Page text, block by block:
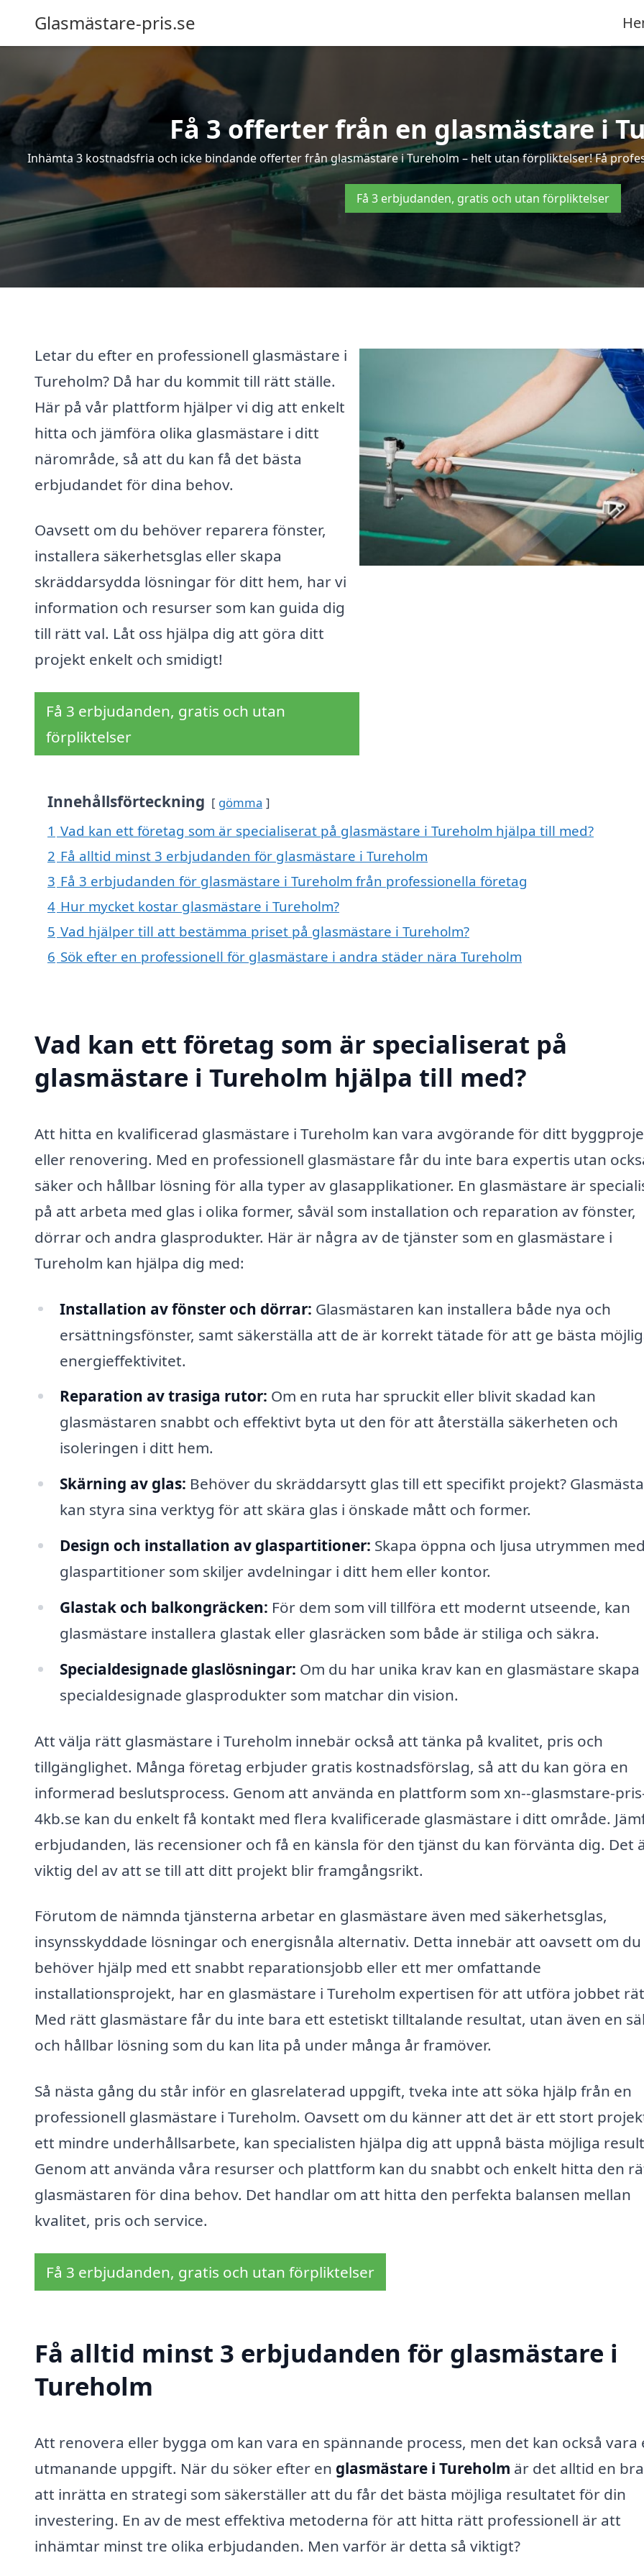
Glasmästare-pris.se
Få 3 offerter från en glasmästare i
Inhämta 3 kostnadsfria och icke bindande offerter från glasmästare i Tureholm – helt utan förpliktelser! Få
Få 3 erbjudanden, gratis och utan förpliktelser
Letar du efter en professionell glasmästare i
Tureholm? Då har du kommit till rätt ställe.
Här på vår plattform hjälper vi dig att enkelt
hitta och jämföra olika glasmästare i ditt
närområde, så att du kan få det bästa
erbjudandet för dina behov.
Oavsett om du behöver reparera fönster,
installera säkerhetsglas eller skapa
skräddarsydda lösningar för ditt hem, har vi
information och resurser som kan guida dig
till rätt val. Låt oss hjälpa dig att göra ditt
projekt enkelt och smidigt!
Få 3 erbjudanden, gratis och utan
förpliktelser
Innehållsförteckning gömma
1 Vad kan ett företag som är specialiserat på glasmästare i Tureholm hjälpa till med?
2 Få alltid minst 3 erbjudanden för glasmästare i Tureholm
3 Få 3 erbjudanden för glasmästare i Tureholm från professionella företag
4 Hur mycket kostar glasmästare i Tureholm?
5 Vad hjälper till att bestämma priset på glasmästare i Tureholm?
6 Sök efter en professionell för glasmästare i andra städer nära Tureholm
Vad kan ett företag som är specialiserat på
glasmästare i Tureholm hjälpa till med?
Att hitta en kvalificerad glasmästare i Tureholm kan vara avgörande för ditt
eller renovering. Med en professionell glasmästare får du inte bara expertis utan
säker och hållbar lösning för alla typer av glasapplikationer. En glasmästare är
på att arbeta med glas i olika former, såväl som installation och reparation av fönster,
dörrar och andra glasprodukter. Här är några av de tjänster som en glasmästare i
Tureholm kan hjälpa dig med:
Installation av fönster och dörrar: Glasmästaren kan installera både nya och
ersättningsfönster, samt säkerställa att de är korrekt tätade för att ge bästa
energieffektivitet.
Reparation av trasiga rutor: Om en ruta har spruckit eller blivit skadad kan
glasmästaren snabbt och effektivt byta ut den för att återställa säkerheten och
isoleringen i ditt hem.
Skärning av glas: Behöver du skräddarsytt glas till ett specifikt projekt?
kan styra sina verktyg för att skära glas i önskade mått och former.
Design och installation av glaspartitioner: Skapa öppna och ljusa utrymmen med
glaspartitioner som skiljer avdelningar i ditt hem eller kontor.
Glastak och balkongräcken: För dem som vill tillföra ett modernt utseende, kan
glasmästare installera glastak eller glasräcken som både är stiliga och säkra.
Specialdesignade glaslösningar: Om du har unika krav kan en glasmästare skapa
specialdesignade glasprodukter som matchar din vision.
Att välja rätt glasmästare i Tureholm innebär också att tänka på kvalitet, pris och
tillgänglighet. Många företag erbjuder gratis kostnadsförslag, så att du kan göra en
informerad beslutsprocess. Genom att använda en plattform som xn--glasmstare-
4kb.se kan du enkelt få kontakt med flera kvalificerade glasmästare i ditt område.
erbjudanden, läs recensioner och få en känsla för den tjänst du kan förvänta dig. Det
viktig del av att se till att ditt projekt blir framgångsrikt.
Förutom de nämnda tjänsterna arbetar en glasmästare även med säkerhetsglas,
insynsskyddade lösningar och energisnåla alternativ. Detta innebär att oavsett om du
behöver hjälp med ett snabbt reparationsjobb eller ett mer omfattande
installationsprojekt, har en glasmästare i Tureholm expertisen för att utföra jobbet
Med rätt glasmästare får du inte bara ett estetiskt tilltalande resultat, utan även en
och hållbar lösning som du kan lita på under många år framöver.
Så nästa gång du står inför en glasrelaterad uppgift, tveka inte att söka hjälp från en
professionell glasmästare i Tureholm. Oavsett om du känner att det är ett stort
ett mindre underhållsarbete, kan specialisten hjälpa dig att uppnå bästa möjliga
Genom att använda våra resurser och plattform kan du snabbt och enkelt hitta den
glasmästaren för dina behov. Det handlar om att hitta den perfekta balansen mellan
kvalitet, pris och service.
Få 3 erbjudanden, gratis och utan förpliktelser
Få alltid minst 3 erbjudanden för glasmästare i
Tureholm
Att renovera eller bygga om kan vara en spännande process, men det kan också vara
utmanande uppgift. När du söker efter en glasmästare i Tureholm är det alltid en
att inrätta en strategi som säkerställer att du får det bästa möjliga resultatet för din
investering. En av de mest effektiva metoderna för att hitta rätt professionell är att
inhämtar minst tre olika erbjudanden. Men varför är detta så viktigt?